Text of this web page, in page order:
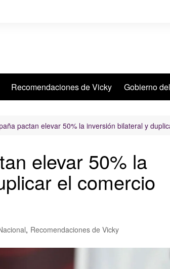
Recomendaciones de Vicky Gobierno
pactan elevar 50% la inversión bilateral y
elevar 50% la
el comercio
, Recomendaciones de Vicky